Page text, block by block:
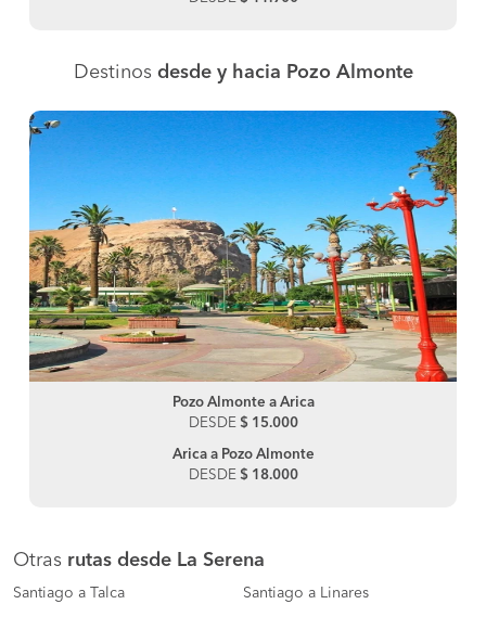
Destinos desde y hacia Pozo Almonte
Pozo Almonte a Arica
DESDE $ 15.000
Arica a Pozo Almonte
DESDE $ 18.000
Otras rutas desde La Serena
Santiago a Talca Santiago a Linares